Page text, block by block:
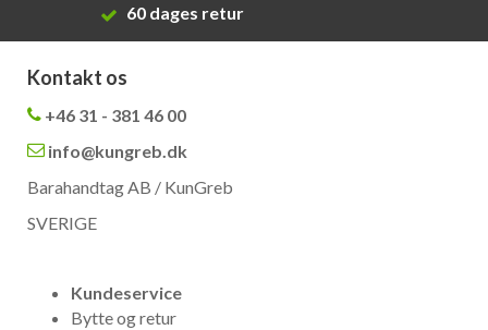
60 dages retur
Kontakt os
+46 31 - 381 46 00
info@kungreb.dk
Barahandtag AB / KunGreb
SVERIGE
Kundeservice
Bytte og retur